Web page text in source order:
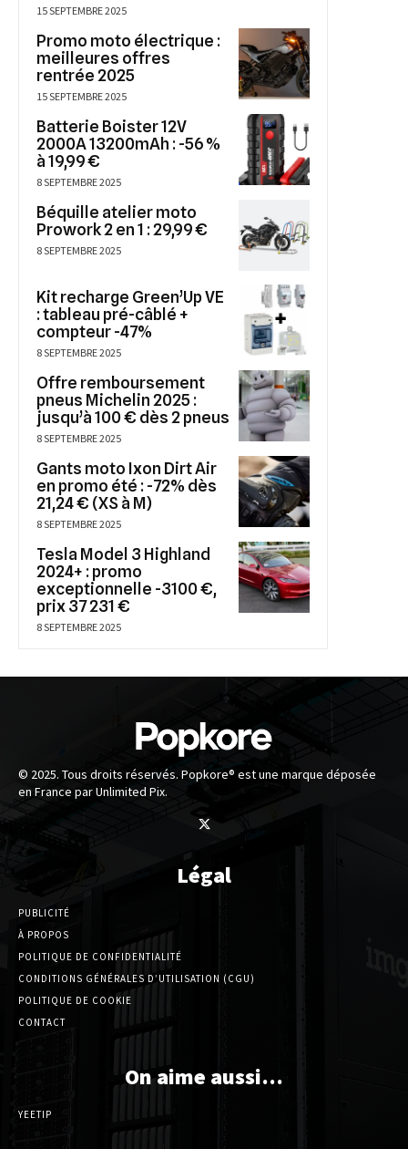
15 SEPTEMBRE 2025
Promo moto électrique :
meilleures offres
rentrée 2025
15 SEPTEMBRE 2025
Batterie Boister 12V
2000A 13200mAh : -56 %
à 19,99 €
8 SEPTEMBRE 2025
Béquille atelier moto
Prowork 2 en 1 : 29,99 €
8 SEPTEMBRE 2025
Kit recharge Green’Up VE
: tableau pré-câblé +
compteur -47%
8 SEPTEMBRE 2025
Offre remboursement
pneus Michelin 2025 :
jusqu’à 100 € dès 2 pneus
8 SEPTEMBRE 2025
Gants moto Ixon Dirt Air
en promo été : -72% dès
21,24 € (XS à M)
8 SEPTEMBRE 2025
Tesla Model 3 Highland
2024+ : promo
exceptionnelle -3100 €,
prix 37 231 €
8 SEPTEMBRE 2025
© 2025. Tous droits réservés. Popkore® est une marque déposée
en France par Unlimited Pix.
Légal
PUBLICITÉ
À PROPOS
POLITIQUE DE CONFIDENTIALITÉ
CONDITIONS GÉNÉRALES D’UTILISATION (CGU)
POLITIQUE DE COOKIE
CONTACT
On aime aussi…
YEETIP